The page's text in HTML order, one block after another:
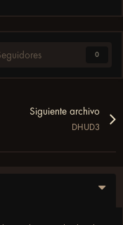
0
Siguiente archivo
DHUD3